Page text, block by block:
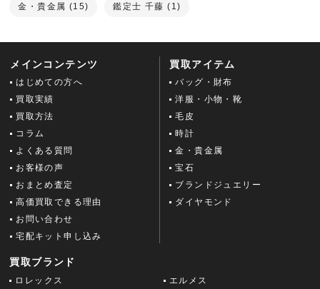
金・貴金属 (15) 鑑定士 千藤 (1)
メインコンテンツ
はじめての方へ
買取実績
買取方法
コラム
よくある質問
お客様の声
おまとめ査定
高価買取できる理由
お問い合わせ
宅配キット申し込み
買取アイテム
バッグ・財布
洋服・小物・靴
毛皮
時計
金・貴金属
宝石
ブランドジュエリー
ダイヤモンド
買取ブランド
ロレックス エルメス